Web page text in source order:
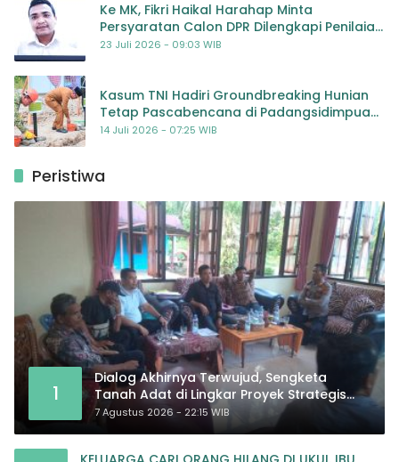
Ke MK, Fikri Haikal Harahap Minta
Persyaratan Calon DPR Dilengkapi Penilaian
Kompetensi
23 Juli 2026 - 09:03 WIB
Kasum TNI Hadiri Groundbreaking Hunian
Tetap Pascabencana di Padangsidimpuan,
Harapan Baru bagi Penyintas
14 Juli 2026 - 07:25 WIB
Peristiwa
1
Dialog Akhirnya Terwujud, Sengketa
Tanah Adat di Lingkar Proyek Strategis
Nasional Memasuki Babak Baru
7 Agustus 2026 - 22:15 WIB